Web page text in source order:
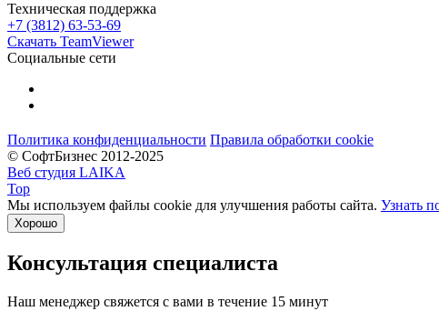
Техническая поддержка
+7 (3812) 63-53-69
Скачать TeamViewer
Социальные сети
Политика конфиденциальности Правила обработки cookie
© СофтБизнес 2012-2025
Веб студия LAIKA
Top
Мы используем файлы cookie для улучшения работы сайта. Узнать
Хорошо
Консультация специалиста
Наш менеджер свяжется с вами в течение 15 минут